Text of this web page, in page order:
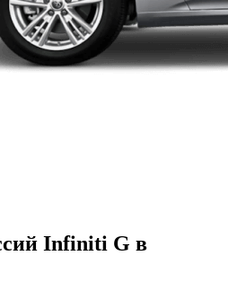
Infiniti G в